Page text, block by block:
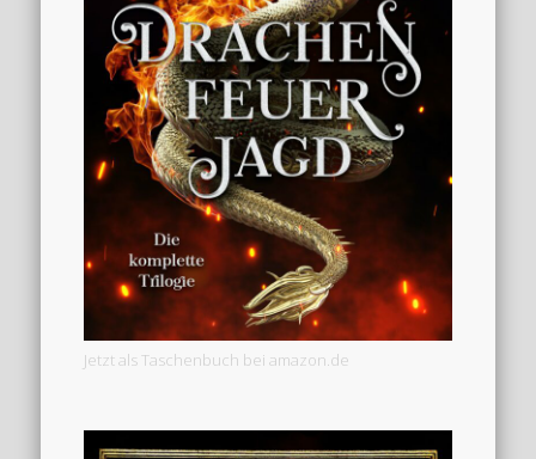
Jetzt als Taschenbuch bei amazon.de